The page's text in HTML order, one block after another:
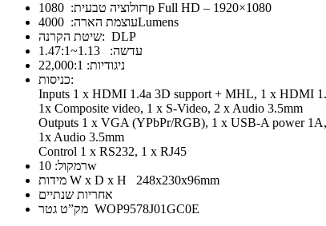
רזולוציה טבעית: 1080p Full HD – 1920×1080
עוצמת הארה: 4000Lumens
שיטת הקרנה: DLP
עדשה: 1.13~1.47:1
ניגודיות: 22,000:1
כניסות:
Inputs 1 x HDMI 1.4a 3D support + MHL, 1 x HDMI
1x Composite video, 1 x S-Video, 2 x Audio 3.5mm
Outputs 1 x VGA (YPbPr/RGB), 1 x USB-A power 1A,
1x Audio 3.5mm
Control 1 x RS232, 1 x RJ45
רמקול: 10w
מידות W x D x H 248x230x96mm
אחריות שנתיים
מק”ט גטר WOP9578J01GC0E